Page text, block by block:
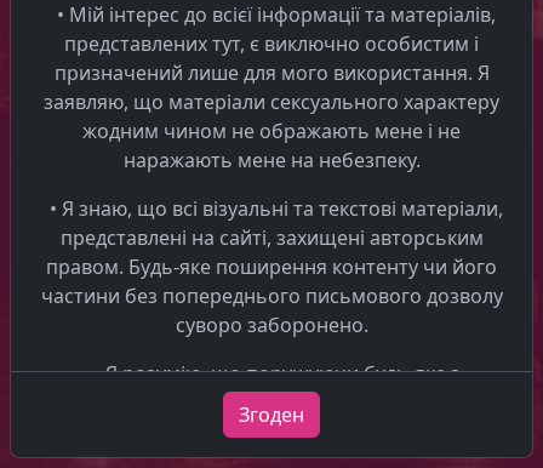
• Мій інтерес до всієї інформації та матеріалів,
представлених тут, є виключно особистим і
призначений лише для мого використання. Я
заявляю, що матеріали сексуального характеру
жодним чином не ображають мене і не
наражають мене на небезпеку.
• Я знаю, що всі візуальні та текстові матеріали,
представлені на сайті, захищені авторським
правом. Будь-яке поширення контенту чи його
частини без попереднього письмового дозволу
суворо заборонено.
• Я розумію, що порушуючи будь-яке з
вищезгаданих положень, я беру на себе ризик
порушення цивільного позову та/або
кримінального переслідування.
Згоден
About us
Політика
конфіденційності
Contact - Erotic
Advertise
here
Інформація про
рекламу
Ціни
профіль
Процес
розмiщённая
реклами
More info
Умови
використання
Припинення
торгівлі